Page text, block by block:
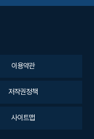
이용약관
저작권정책
사이트맵